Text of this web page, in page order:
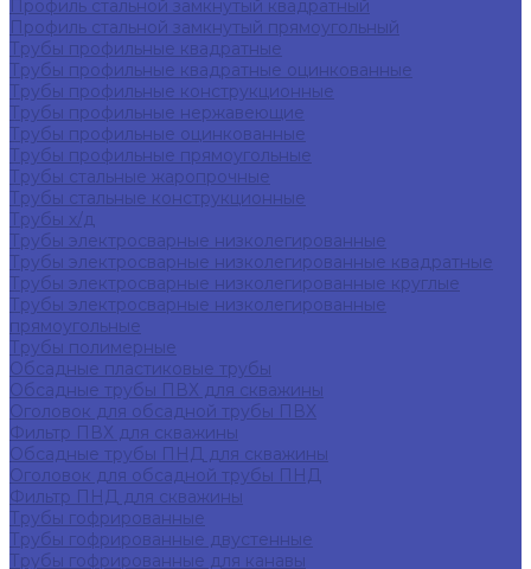
Профиль стальной замкнутый квадратный
Профиль стальной замкнутый прямоугольный
Трубы профильные квадратные
Трубы профильные квадратные оцинкованные
Трубы профильные конструкционные
Трубы профильные нержавеющие
Трубы профильные оцинкованные
Трубы профильные прямоугольные
Трубы стальные жаропрочные
Трубы стальные конструкционные
Трубы х/д
Трубы электросварные низколегированные
Трубы электросварные низколегированные квадратные
Трубы электросварные низколегированные круглые
Трубы электросварные низколегированные
прямоугольные
Трубы полимерные
Обсадные пластиковые трубы
Обсадные трубы ПВХ для скважины
Оголовок для обсадной трубы ПВХ
Фильтр ПВХ для скважины
Обсадные трубы ПНД для скважины
Оголовок для обсадной трубы ПНД
Фильтр ПНД для скважины
Трубы гофрированные
Трубы гофрированные двустенные
Трубы гофрированные для канавы